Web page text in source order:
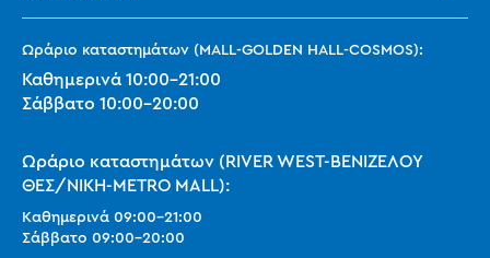
Ωράριο καταστημάτων (MALL-GOLDEN HALL-COSMOS):
Καθημερινά 10:00-21:00
Σάββατο 10:00-20:00
Ωράριο καταστημάτων (RIVER WEST-ΒΕΝΙΖΕΛΟΥ
ΘΕΣ/ΝΙΚΗ-METRO MALL):
Καθημερινά 09:00-21:00
Σάββατο 09:00-20:00